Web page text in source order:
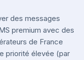
des messages
premium avec des
de France
priorité élevée (par